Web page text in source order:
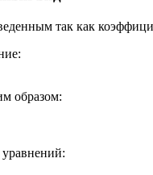
так как
образом: